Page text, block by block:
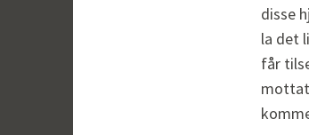
disse
la det
får